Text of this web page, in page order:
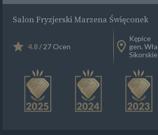
Salon Fryzjerski Marzena Święconek
4.8/ 27 Ocen
Kępice
gen.